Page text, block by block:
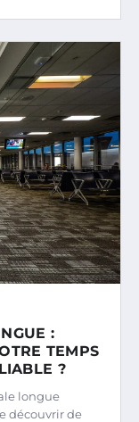
:
TEMPS
?
longue
découvrir de